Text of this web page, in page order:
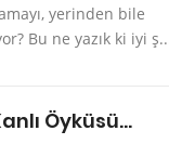
yerinden bile
Bu ne yazık ki iyi
Öyküsü…